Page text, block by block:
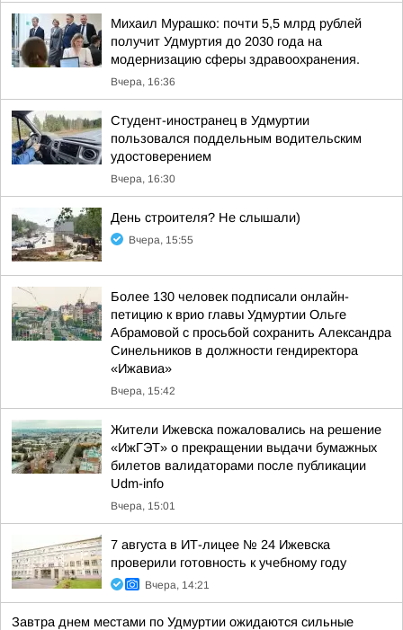
Михаил Мурашко: почти 5,5 млрд рублей
получит Удмуртия до 2030 года на
модернизацию сферы здравоохранения.
Вчера, 16:36
Студент-иностранец в Удмуртии
пользовался поддельным водительским
удостоверением
Вчера, 16:30
День строителя? Не слышали)
Вчера, 15:55
Более 130 человек подписали онлайн-
петицию к врио главы Удмуртии Ольге
Абрамовой с просьбой сохранить Александра
Синельников в должности гендиректора
«Ижавиа»
Вчера, 15:42
Жители Ижевска пожаловались на решение
«ИжГЭТ» о прекращении выдачи бумажных
билетов валидаторами после публикации
Udm-info
Вчера, 15:01
7 августа в ИТ-лицее № 24 Ижевска
проверили готовность к учебному году
Вчера, 14:21
Завтра днем местами по Удмуртии ожидаются сильные